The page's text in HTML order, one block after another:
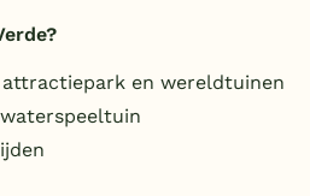
en wereldtuinen